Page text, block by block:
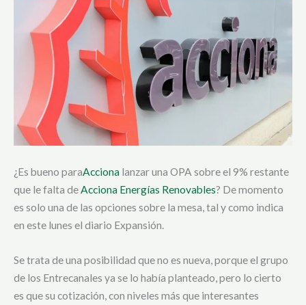
¿Es bueno paraAcciona lanzar una OPA sobre el 9% restante
que le falta deAcciona Energías Renovables? De momento
es solo una de las opciones sobre la mesa, tal y como indica
en este lunes el diario Expansión.
Se trata de una posibilidad que no es nueva, porque el grupo
de los Entrecanales ya se lo había planteado, pero lo cierto
es que su cotización, con niveles más que interesantes